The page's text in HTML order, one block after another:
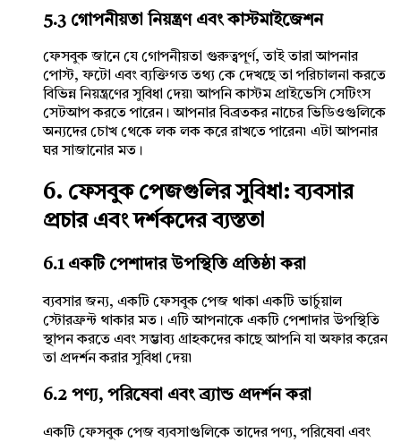
5.3 গোপনীয়তা নিয়ন্ত্রণ এবং কাস্টমাইজেশন
ফেসবুক জানে যে গোপনীয়তা গুরুত্বপূর্ণ, তাই তারা আপনার
পোস্ট, ফটো এবং ব্যক্তিগত তথ্য কে দেখছে তা পরিচালনা করতে
বিভিন্ন নিয়ন্ত্রণের সুবিধা দেয়৷ আপনি কাস্টম প্রাইভেসি সেটিংস
সেটআপ করতে পারেন। আপনার বিব্রতকর নাচের ভিডিওগুলিকে
অন্যদের চোখ থেকে লক লক করে রাখতে পারেন৷ এটা আপনার
ঘর সাজানোর মত।
6. ফেসবুক পেজগুলির সুবিধা: ব্যবসার
প্রচার এবং দর্শকদের ব্যস্ততা
6.1 একটি পেশাদার উপস্থিতি প্রতিষ্ঠা করা
ব্যবসার জন্য, একটি ফেসবুক পেজ থাকা একটি ভার্চুয়াল
স্টোরফ্রন্ট থাকার মত। এটি আপনাকে একটি পেশাদার উপস্থিতি
স্থাপন করতে এবং সম্ভাব্য গ্রাহকদের কাছে আপনি যা অফার করেন
তা প্রদর্শন করার সুবিধা দেয়৷
6.2 পণ্য, পরিষেবা এবং ব্র্যান্ড প্রদর্শন করা
একটি ফেসবুক পেজ ব্যবসাগুলিকে তাদের পণ্য, পরিষেবা এবং